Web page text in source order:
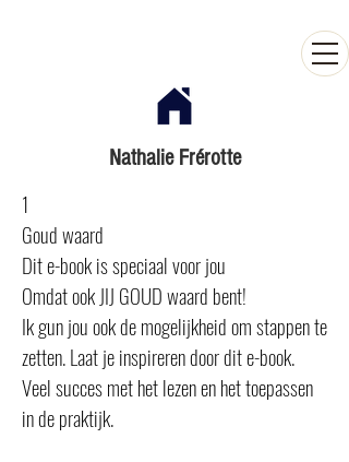
Nathalie Frérotte
1
Goud waard
Dit e-book is speciaal voor jou
Omdat ook JIJ GOUD waard bent!
Ik gun jou ook de mogelijkheid om stappen te
zetten. Laat je inspireren door dit e-book.
Veel succes met het lezen en het toepassen
in de praktijk.